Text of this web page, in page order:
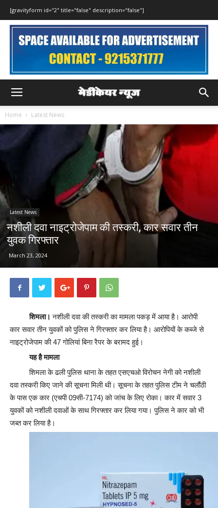
[gravityform id="2" title="false" description="false"]
Home Latest News
Latest News
नशीली दवा नाइट्रोजेपाम की तस्करी, कार सवार तीन
युवक गिरफ्तार
March 23, 2024
शिमला। नशीली दवा की तस्करी का मामला पकड़ में आया है। आरोपी
कार सवार तीन युवकों को पुलिस ने गिरफ्तार कर लिया है। आरोपियों के कब्जे से
नाइट्रोजेपाम की 47 गोलियां बिना रैपर के बरामद हुई।
यह है मामला
शिमला के ढली पुलिस थाना के तहत एसएचओ विरोचन नेगी को नशीली
दवा तस्करी किए जाने की सूचना मिली थी। सूचना के तहत पुलिस टीम ने चलौंठी
के पास एक कार (एचपी 09सी-7174) को जांच के लिए रोका। कार में सवार 3
युवकों को नशीली दवाओं के साथ गिरफ्तार कर लिया गया। पुलिस ने कार को भी
जब्त कर लिया है।